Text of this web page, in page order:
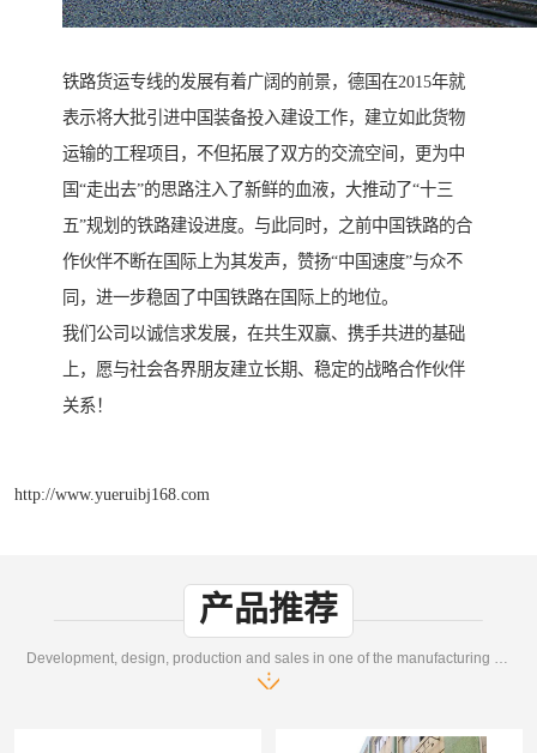
铁路货运专线的发展有着广阔的前景，德国在2015年就
表示将大批引进中国装备投入建设工作，建立如此货物
运输的工程项目，不但拓展了双方的交流空间，更为中
国“走出去”的思路注入了新鲜的血液，大推动了“十三
五”规划的铁路建设进度。与此同时，之前中国铁路的合
作伙伴不断在国际上为其发声，赞扬“中国速度”与众不
同，进一步稳固了中国铁路在国际上的地位。
我们公司以诚信求发展，在共生双赢、携手共进的基础
上，愿与社会各界朋友建立长期、稳定的战略合作伙伴
关系！
http://www.yueruibj168.com
产品推荐
Development, design, production and sales in one of the manufacturing enterprises